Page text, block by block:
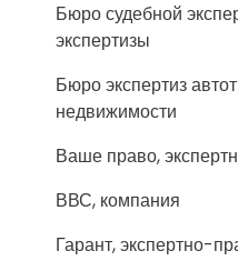
Бюро судебной
экспертизы
Бюро экспертиз
недвижимости
Ваше право,
ВВС, компания
Гарант, экспертно-